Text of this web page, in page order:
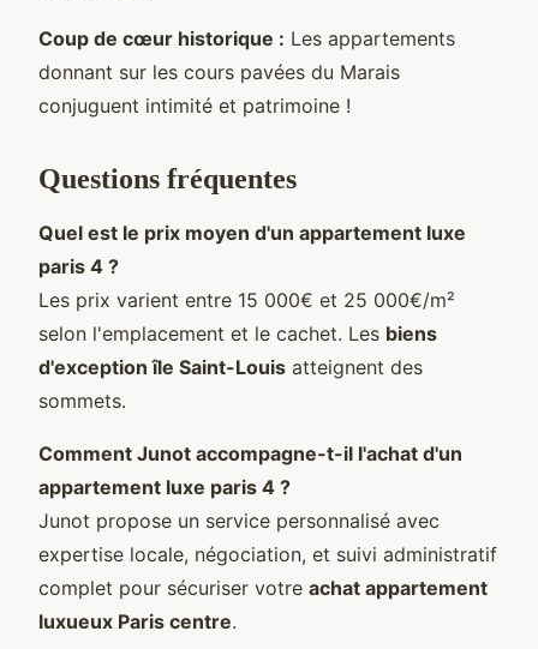
Coup de cœur historique : Les appartements
donnant sur les cours pavées du Marais
conjuguent intimité et patrimoine !
Questions fréquentes
Quel est le prix moyen d'un appartement luxe
paris 4 ?
Les prix varient entre 15 000€ et 25 000€/m²
selon l'emplacement et le cachet. Les biens
d'exception île Saint-Louis atteignent des
sommets.
Comment Junot accompagne-t-il l'achat d'un
appartement luxe paris 4 ?
Junot propose un service personnalisé avec
expertise locale, négociation, et suivi administratif
complet pour sécuriser votre achat appartement
luxueux Paris centre.